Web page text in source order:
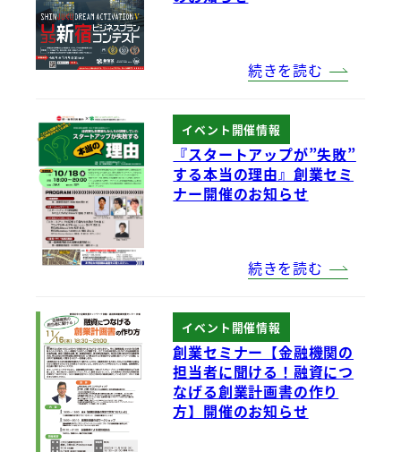
続きを読む
イベント開催情報
『スタートアップが”失敗”
する本当の理由』創業セミ
ナー開催のお知らせ
続きを読む
イベント開催情報
創業セミナー【金融機関の
担当者に聞ける！融資につ
なげる創業計画書の作り
方】開催のお知らせ